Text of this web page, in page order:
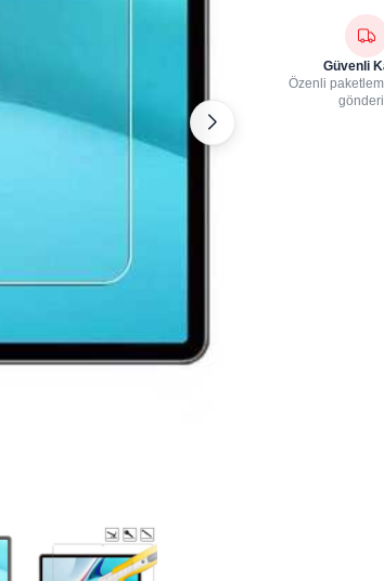
Güvenli
Özenli